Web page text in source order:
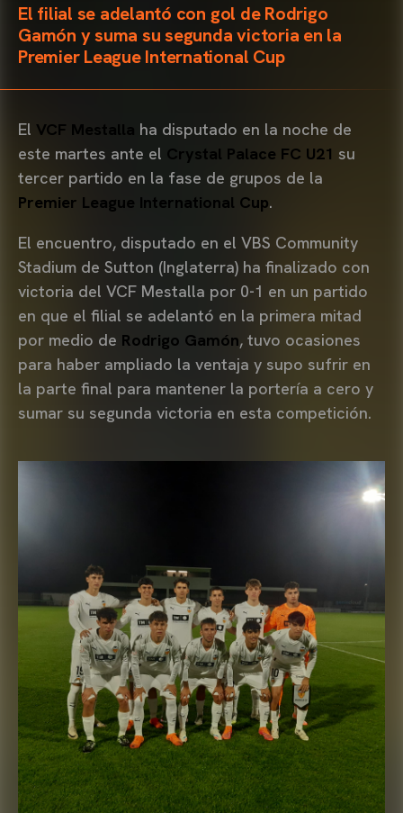
El filial se adelantó con gol de Rodrigo
Gamón y suma su segunda victoria en la
Premier League International Cup
El VCF Mestalla ha disputado en la noche de
este martes ante el Crystal Palace FC U21 su
tercer partido en la fase de grupos de la
Premier League International Cup.
El encuentro, disputado en el VBS Community
Stadium de Sutton (Inglaterra) ha finalizado con
victoria del VCF Mestalla por 0-1 en un partido
en que el filial se adelantó en la primera mitad
por medio de Rodrigo Gamón, tuvo ocasiones
para haber ampliado la ventaja y supo sufrir en
la parte final para mantener la portería a cero y
sumar su segunda victoria en esta competición.